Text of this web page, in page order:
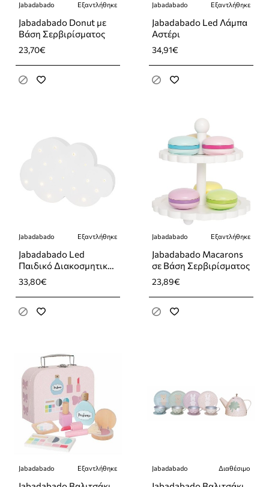
Εξαντλήθηκε
Jabadabado Εξαντλήθηκε
Jabadabado Donut με
Βάση Σερβιρίσματος
23,70€
Εξαντλήθηκε
Jabadabado Εξαντλήθηκε
Jabadabado Led Λάμπα
Αστέρι
34,91€
Εξαντλήθηκε
Jabadabado Εξαντλήθηκε
Jabadabado Led
Παιδικό Διακοσμητικό
Φωτιστικό Συννεφάκι
με Εναλλαγές
Χρωματισμών Λευκό
20x4x29εκ.
33,80€
Εξαντλήθηκε
Jabadabado Εξαντλήθηκε
Jabadabado Macarons
σε Βάση Σερβιρίσματος
23,89€
Jabadabado Εξαντλήθηκε -24%
Jabadabado Διαθέσιμο